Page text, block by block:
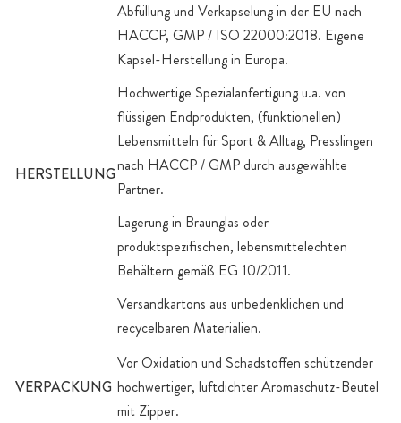
HERSTELLUNG
Abfüllung und Verkapselung in der EU nach
HACCP, GMP / ISO 22000:2018. Eigene
Kapsel-Herstellung in Europa.
Hochwertige Spezialanfertigung u.a. von
flüssigen Endprodukten, (funktionellen)
Lebensmitteln für Sport & Alltag, Presslingen
nach HACCP / GMP durch ausgewählte
Partner.
Lagerung in Braunglas oder
produktspezifischen, lebensmittelechten
Behältern gemäß EG 10/2011.
Versandkartons aus unbedenklichen und
recycelbaren Materialien.
VERPACKUNG
Vor Oxidation und Schadstoffen schützender
hochwertiger, luftdichter Aromaschutz-Beutel
mit Zipper.